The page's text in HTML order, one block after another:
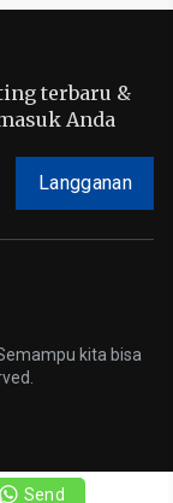
Send
terbaru &
Anda
Langganan
kita bisa